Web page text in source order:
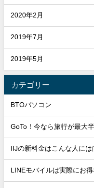
2020年2月
2019年7月
2019年5月
カテゴリー
BTOパソコン
GoTo！今なら旅行が最大
IIJの新料金はこんな人に
LINEモバイルは実際にお